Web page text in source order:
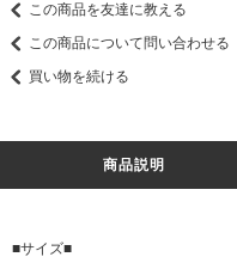
この商品を友達に教える
この商品について問い合わせる
買い物を続ける
商品説明
■サイズ■